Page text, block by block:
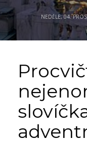
NEDĚLE, 04.